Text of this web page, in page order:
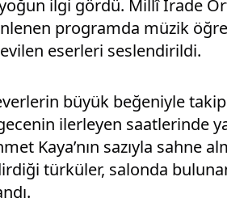
ilgi gördü. Millî İrade
programda müzik
eserleri seslendirildi.
ilerleyen saatlerinde
Kaya’nın sazıyla sahne
türküler, salonda